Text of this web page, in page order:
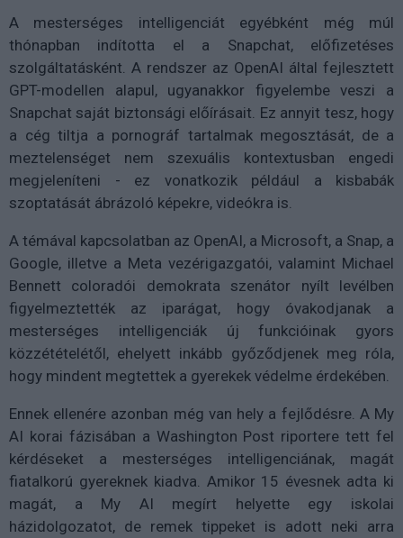
A mesterséges intelligenciát egyébként még múl
thónapban indította el a Snapchat, előfizetéses
szolgáltatásként. A rendszer az OpenAI által fejlesztett
GPT-modellen alapul, ugyanakkor figyelembe veszi a
Snapchat saját biztonsági előírásait. Ez annyit tesz, hogy
a cég tiltja a pornográf tartalmak megosztását, de a
meztelenséget nem szexuális kontextusban engedi
megjeleníteni - ez vonatkozik például a kisbabák
szoptatását ábrázoló képekre, videókra is.
A témával kapcsolatban az OpenAI, a Microsoft, a Snap, a
Google, illetve a Meta vezérigazgatói, valamint Michael
Bennett coloradói demokrata szenátor nyílt levélben
figyelmeztették az iparágat, hogy óvakodjanak a
mesterséges intelligenciák új funkcióinak gyors
közzétételétől, ehelyett inkább győződjenek meg róla,
hogy mindent megtettek a gyerekek védelme érdekében.
Ennek ellenére azonban még van hely a fejlődésre. A My
AI korai fázisában a Washington Post riportere tett fel
kérdéseket a mesterséges intelligenciának, magát
fiatalkorú gyereknek kiadva. Amikor 15 évesnek adta ki
magát, a My AI megírt helyette egy iskolai
házidolgozatot, de remek tippeket is adott neki arra